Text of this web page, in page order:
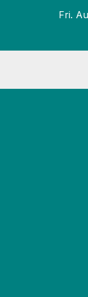
Fri.